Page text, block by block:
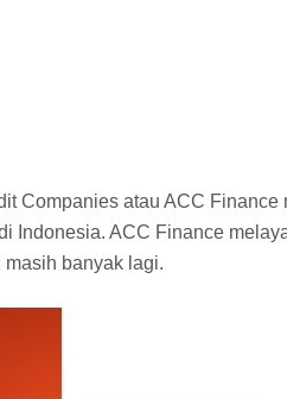
Companies atau ACC Finance
Indonesia. ACC Finance
banyak lagi.